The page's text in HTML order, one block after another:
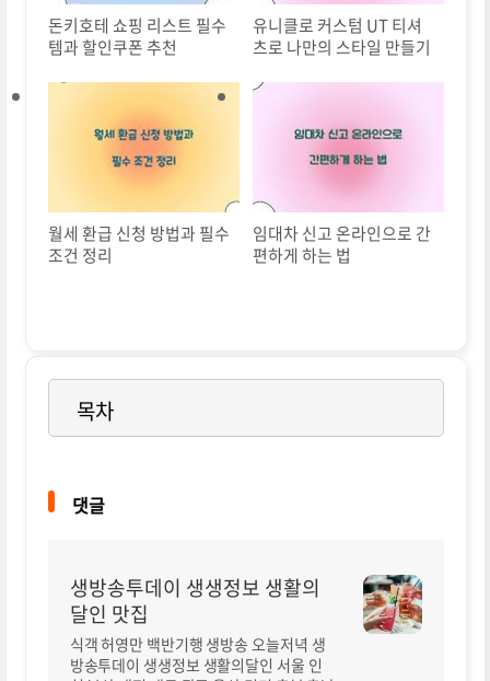
돈키호테 쇼핑 리스트 필수
템과 할인쿠폰 추천
유니클로 커스텀 UT 티셔
츠로 나만의 스타일 만들기
월세 환급 신청 방법과 필수
조건 정리
임대차 신고 온라인으로 간
편하게 하는 법
목차
댓글
생방송투데이 생생정보 생활의
달인 맛집
식객 허영만 백반기행 생방송 오늘저녁 생
방송투데이 생생정보 생활의달인 서울 인